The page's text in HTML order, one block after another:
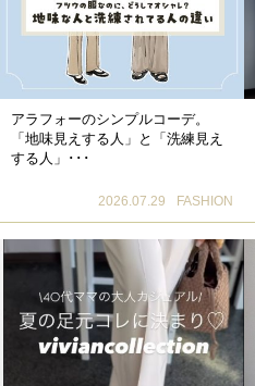
アラフォーのシンプルコーデ。
「地味見えする人」と「洗練見え
する人」･･･
2026.07.29 FASHION